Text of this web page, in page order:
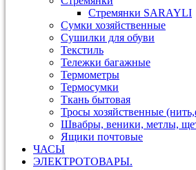
Стремянки SARAYLI
Сумки хозяйственные
Сушилки для обуви
Текстиль
Тележки багажные
Термометры
Термосумки
Ткань бытовая
Тросы хозяйственные
Швабры, веники, метлы,
Ящики почтовые
ЧАСЫ
ЭЛЕКТРОТОВАРЫ.